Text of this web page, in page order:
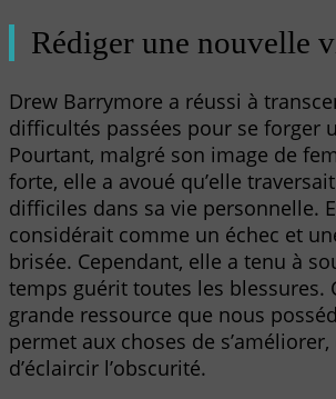
Rédiger une nouvelle
Drew Barrymore a réussi à
difficultés passées pour se forger
Pourtant, malgré son image de
forte, elle a avoué qu’elle
difficiles dans sa vie personnelle.
considérait comme un échec et
brisée. Cependant, elle a tenu à
temps guérit toutes les blessures.
grande ressource que nous
permet aux choses de s’améliorer,
d’éclaircir l’obscurité.